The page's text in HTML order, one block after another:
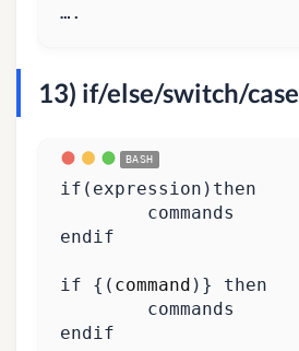
….
13) if/else/switch/case
if ( expression ) then
if {( command )}
then